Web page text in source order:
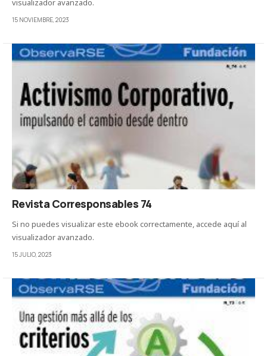
visualizador avanzado.
15 NOVIEMBRE, 2023
Revista Corresponsables 74
Si no puedes visualizar este ebook correctamente, accede aquí al
visualizador avanzado.
15 JULIO, 2023